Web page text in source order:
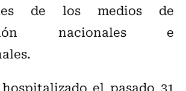
de los medios de
nacionales e
el pasado 31